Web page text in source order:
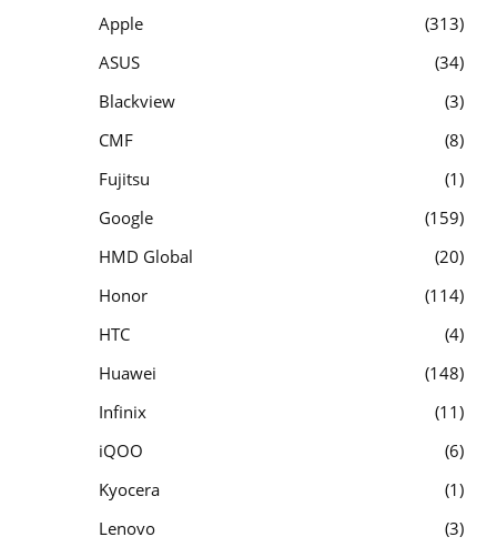
Apple
313
ASUS
34
Blackview
3
CMF
8
Fujitsu
1
Google
159
HMD Global
20
Honor
114
HTC
4
Huawei
148
Infinix
11
iQOO
6
Kyocera
1
Lenovo
3